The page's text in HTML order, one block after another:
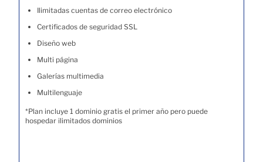
Ilimitadas cuentas de correo electrónico
Certificados de seguridad SSL
Diseño web
Multi página
Galerías multimedia
Multilenguaje
*Plan incluye 1 dominio gratis el primer año pero puede
hospedar ilimitados dominios